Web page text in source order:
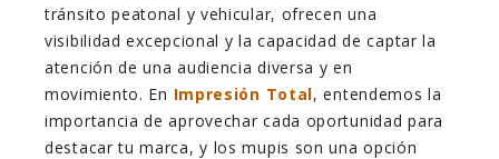
tránsito peatonal y vehicular, ofrecen una
visibilidad excepcional y la capacidad de captar la
atención de una audiencia diversa y en
movimiento. En Impresión Total, entendemos la
importancia de aprovechar cada oportunidad para
destacar tu marca, y los mupis son una opción